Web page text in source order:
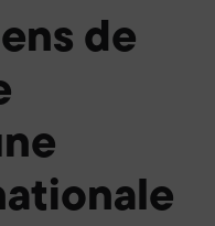
de